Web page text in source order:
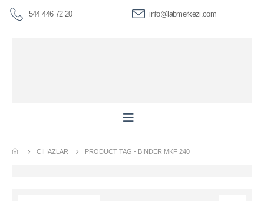
544 446 72 20 info@labmerkezi.com
CIHAZLAR PRODUCT TAG - BİNDER MKF 240